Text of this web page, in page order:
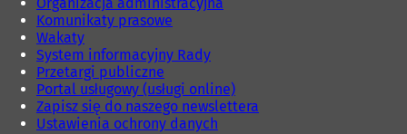
Komunikaty prasowe
Wakaty
System informacyjny Rady
Przetargi publiczne
Portal usługowy (usługi online)
Zapisz się do naszego newslettera
Ustawienia ochrony danych